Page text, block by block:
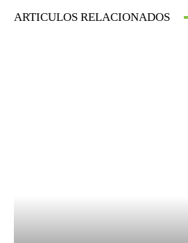
ARTICULOS RELACIONADOS